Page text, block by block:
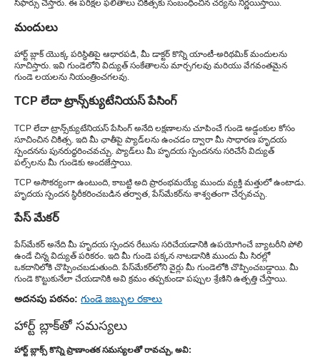
సిఫార్సు చేస్తారు. ఈ పరీక్షల ఫలితాలు చికిత్సకు సంబంధించిన చర్యను నిర్ణయిస్తాయి.
మందులు
హార్ట్ బ్లాక్ యొక్క పరిస్థితిపై ఆధారపడి, మీ డాక్టర్ కొన్ని యాంటీ-అరిథమిక్ మందులను
సూచిస్తారు. ఇవి గుండెలోని విద్యుత్ సంకేతాలను మార్చగలవు మరియు వేగవంతమైన
గుండె లయలను నియంత్రించగలవు.
TCP లేదా ట్రాన్స్‌క్యుటేనియస్ పేసింగ్
TCP లేదా ట్రాన్స్‌క్యుటేనియస్ పేసింగ్ అనేది లక్షణాలను చూపించే గుండె అడ్డంకుల కోసం
సూచించిన చికిత్స. ఇది మీ ఛాతీపై ప్యాడ్‌లను ఉంచడం ద్వారా మీ సాధారణ హృదయ
స్పందనను పునరుద్ధరించవచ్చు. ప్యాడ్‌లు మీ హృదయ స్పందనను సరిచేసే విద్యుత్
పల్స్‌లను మీ గుండెకు అందజేస్తాయి.
TCP అసౌకర్యంగా ఉంటుంది, కాబట్టి అది ప్రారంభమయ్యే ముందు వ్యక్తి మత్తులో ఉంటాడు.
హృదయ స్పందన స్థిరీకరించబడిన తర్వాత, పేస్‌మేకర్‌ను శాశ్వతంగా చేర్చవచ్చు.
పేస్ మేకర్
పేస్‌మేకర్ అనేది మీ హృదయ స్పందన రేటును సరిచేయడానికి ఉపయోగించే బ్యాటరీని పోలి
ఉండే చిన్న విద్యుత్ పరికరం. ఇది మీ గుండె పక్కన నాటడానికి ముందు మీ సిరల్లో
ఒకదానిలోకి చొప్పించబడుతుంది. పేస్‌మేకర్‌లోని వైర్లు మీ గుండెలోకి చొప్పించబడ్డాయి. మీ
గుండె కొట్టుకునేలా చేయడానికి అవి క్రమం తప్పకుండా పప్పుల శ్రేణిని ఉత్పత్తి చేస్తాయి.
అదనపు పఠనం: గుండె జబ్బుల రకాలు
హార్ట్ బ్లాక్‌తో సమస్యలు
హార్ట్ బ్లాక్స్ కొన్ని ప్రాణాంతక సమస్యలతో రావచ్చు, అవి: